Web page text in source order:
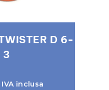
D 6-
3
IVA inclusa